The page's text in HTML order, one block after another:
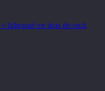
fabriqué en bois de teck